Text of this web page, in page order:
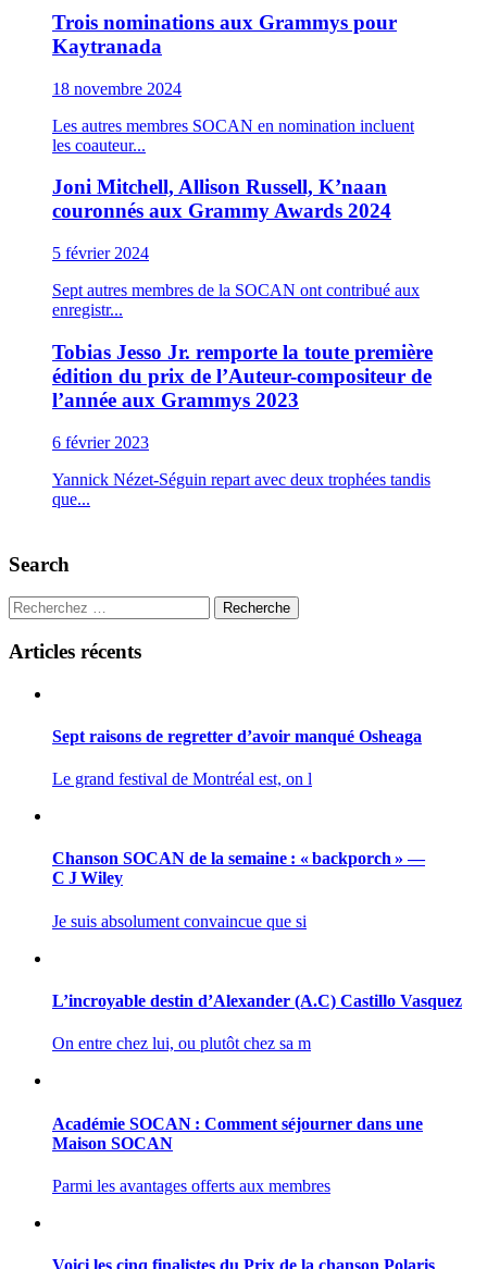
Trois nominations aux Grammys pour
Kaytranada
18 novembre 2024
Les autres membres SOCAN en nomination incluent
les coauteur...
Joni Mitchell, Allison Russell, K’naan
couronnés aux Grammy Awards 2024
5 février 2024
Sept autres membres de la SOCAN ont contribué aux
enregistr...
Tobias Jesso Jr. remporte la toute première
édition du prix de l’Auteur-compositeur de
l’année aux Grammys 2023
6 février 2023
Yannick Nézet-Séguin repart avec deux trophées tandis
que...
Search
Recherche
Articles récents
Sept raisons de regretter d’avoir manqué Osheaga
Le grand festival de Montréal est, on l
Chanson SOCAN de la semaine : « backporch » —
C J Wiley
Je suis absolument convaincue que si
L’incroyable destin d’Alexander (A.C) Castillo Vasquez
On entre chez lui, ou plutôt chez sa m
Académie SOCAN : Comment séjourner dans une
Maison SOCAN
Parmi les avantages offerts aux membres
Voici les cinq finalistes du Prix de la chanson Polaris